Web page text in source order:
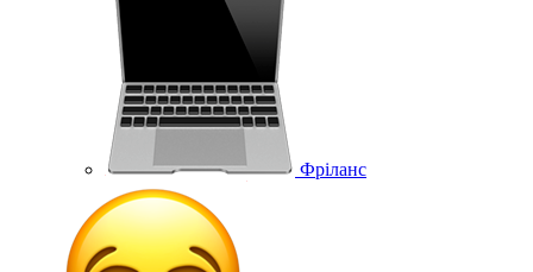
Фріланс